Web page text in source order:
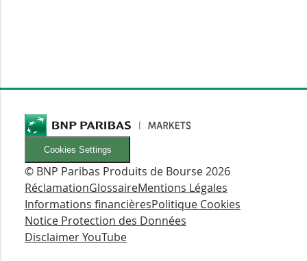
Cookies Settings
© BNP Paribas Produits de Bourse 2026
RéclamationGlossaireMentions Légales
Informations financièresPolitique Cookies
Notice Protection des Données
Disclaimer YouTube